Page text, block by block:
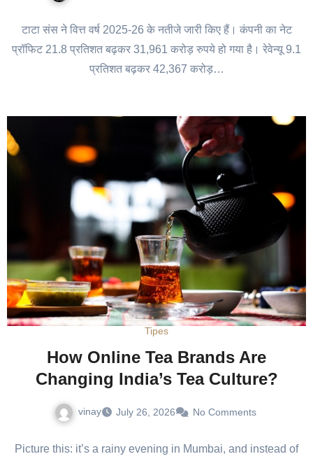
टाटा संस ने वित्त वर्ष 2025-26 के नतीजे जारी किए हैं। कंपनी का नेट
प्रॉफिट 21.8 प्रतिशत बढ़कर 31,961 करोड़ रुपये हो गया है। रेवेन्यू 9.1
प्रतिशत बढ़कर 42,367 करोड़…
Tipes
How Online Tea Brands Are
Changing India’s Tea Culture?
vinay July 26, 2026 No Comments
Picture this: it’s a rainy evening in Mumbai, and instead of